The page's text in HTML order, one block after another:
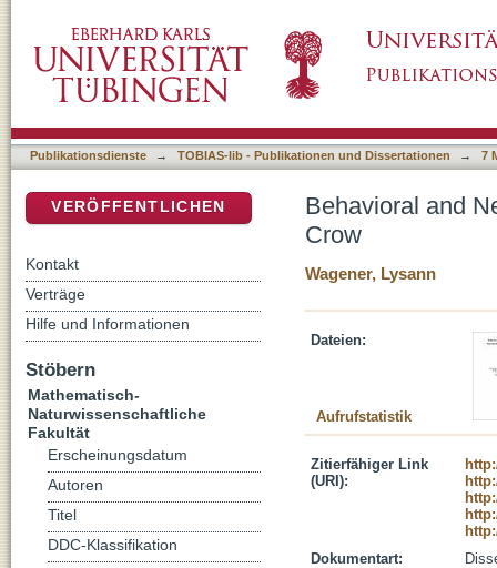
Publikationsdienste → TOBIAS-lib - Publikationen und Dissertationen → 7
Behavioral and
Crow
Wagener, Lysann
Dateien:
Aufrufstatistik
Zitierfähiger Link
(URI):
Dokumentart:
VERÖFFENTLICHEN
Kontakt
Verträge
Hilfe und Informationen
Stöbern
Mathematisch-
Naturwissenschaftliche
Fakultät
Erscheinungsdatum
Autoren
Titel
DDC-Klassifikation